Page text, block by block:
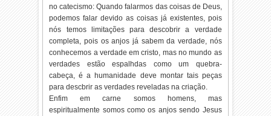
no catecismo: Quando falarmos das coisas de Deus,
podemos falar devido as coisas já existentes, pois
nós temos limitações para descobrir a verdade
completa, pois os anjos já sabem da verdade, nós
conhecemos a verdade em cristo, mas no mundo as
verdades estão espalhdas como um quebra-
cabeça, é a humanidade deve montar tais peças
para descbrir as verdades reveladas na criação.
Enfim em carne somos homens, mas
espiritualmente somos como os anjos sendo Jesus